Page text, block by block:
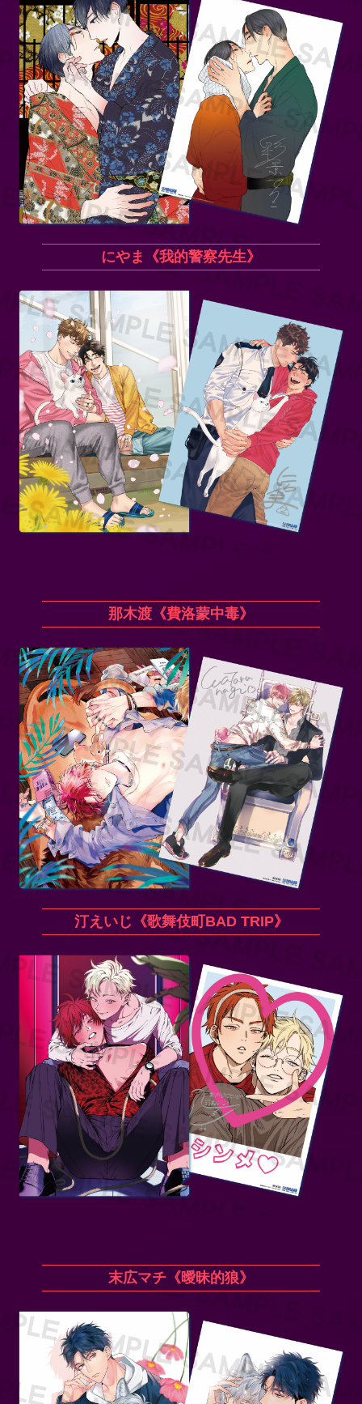
にやま《我的警察先生》
那木渡《費洛蒙中毒》
汀えいじ《歌舞伎町BAD TRIP》
末広マチ《曖昧的狼》